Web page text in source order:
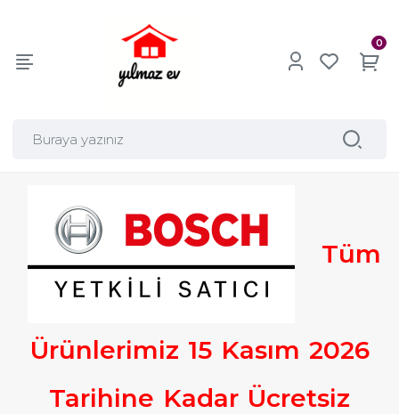
0
Tüm
Ürünlerimiz 15 Kasım 2026
Tarihine Kadar Ücretsiz